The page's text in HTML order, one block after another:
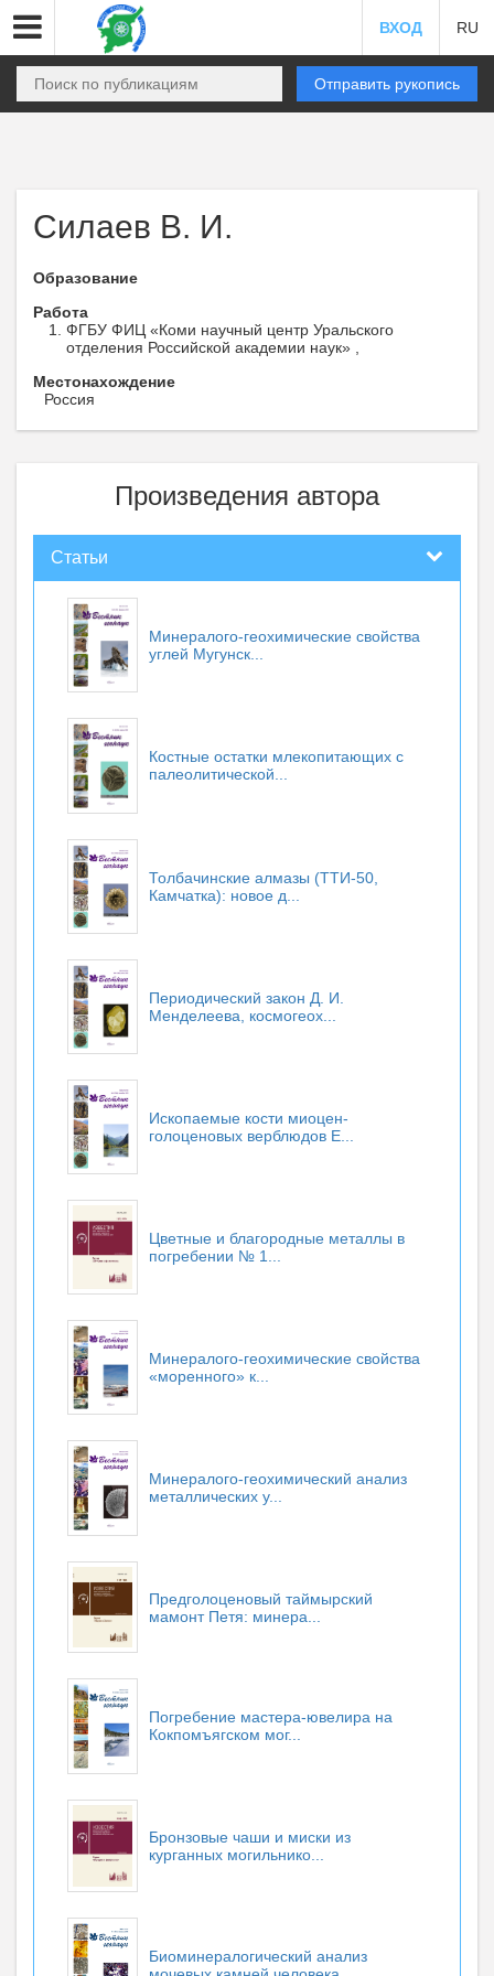
ВХОД RU
Отправить рукопись
Силаев В. И.
Образование
Работа
ФГБУ ФИЦ «Коми научный центр Уральского
отделения Российской академии наук» ,
Местонахождение
Россия
Произведения автора
Статьи
Минералого-геохимические свойства
углей Мугунск...
Костные остатки млекопитающих с
палеолитической...
Толбачинские алмазы (ТТИ-50,
Камчатка): новое д...
Периодический закон Д. И.
Менделеева, космогеох...
Ископаемые кости миоцен-
голоценовых верблюдов Е...
Цветные и благородные металлы в
погребении № 1...
Минералого-геохимические свойства
«моренного» к...
Минералого-геохимический анализ
металлических у...
Предголоценовый таймырский
мамонт Петя: минера...
Погребение мастера-ювелира на
Кокпомъягском мог...
Бронзовые чаши и миски из
курганных могильнико...
Биоминералогический анализ